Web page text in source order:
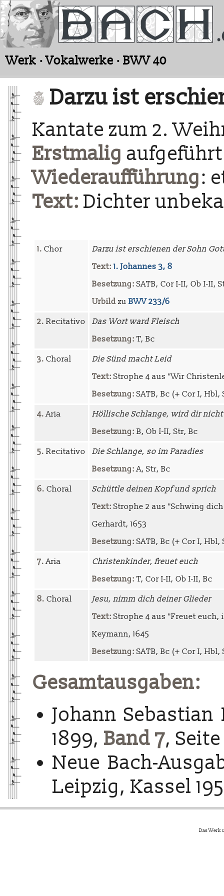
Werk · Vokalwerke · BWV 40
Darzu ist
Kantate zum 2.
Erstmalig aufgeführt
Wiederaufführung:
Text: Dichter
1. Chor
Darzu ist erschienen der Sohn
Text: 1. Johannes 3, 8
Besetzung: SATB, Cor I-II, Ob I-II,
Urbild zu BWV 233/6
2. Recitativo
Das Wort ward Fleisch
Besetzung: T, Bc
3. Choral
Die Sünd macht Leid
Text: Strophe 4 aus "Wir
Besetzung: SATB, Bc (+ Cor I, Hbl,
4.Aria
Höllische Schlange, wird dir nicht
Besetzung: B, Ob I-II, Str, Bc
5. Recitativo
Die Schlange, so im Paradies
Besetzung:A, Str, Bc
6. Choral
Schüttle deinen Kopf und sprich
Text: Strophe 2 aus "Schwing
Gerhardt, 1653
Besetzung: SATB, Bc (+ Cor I, Hbl,
7.Aria
Christenkinder, freuet euch
Besetzung: T, Cor I-II, Ob I-II, Bc
8. Choral
Jesu, nimm dich deiner Glieder
Text: Strophe 4 aus "Freuet
Keymann, 1645
Besetzung: SATB, Bc (+ Cor I, Hbl,
Gesamtausgaben:
Johann Sebastian
1899, Band 7, Seite
Neue Bach-
Leipzig, Kassel
Das Werk